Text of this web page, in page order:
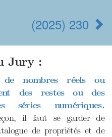
(2025) 230
Jury :
nombres réels ou
des restes ou des
séries numériques.
il faut se garder de
de propriétés et de